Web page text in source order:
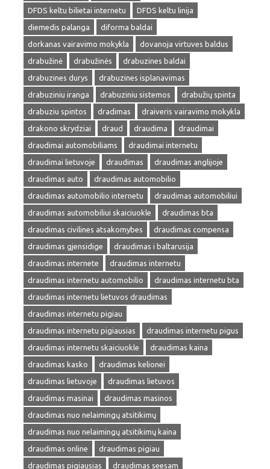
DFDS keltu bilietai internetu
DFDS keltu linija
diemedis palanga
diforma baldai
dorkanas vairavimo mokykla
dovanoja virtuves baldus
drabužinė
drabužinės
drabuzines baldai
drabuzines durys
drabuzines isplanavimas
drabuziniu iranga
drabuziniu sistemos
drabužių spinta
drabuziu spintos
dradimas
draiveris vairavimo mokykla
drakono skrydziai
draud draudima
draudimai
draudimai automobiliams
draudimai internetu
draudimai lietuvoje
draudimas
draudimas anglijoje
draudimas auto
draudimas automobilio
draudimas automobilio internetu
draudimas automobiliui
draudimas automobiliui skaiciuokle
draudimas bta
draudimas civilines atsakomybes
draudimas compensa
draudimas gjensidige
draudimas i baltarusija
draudimas internete
draudimas internetu
draudimas internetu automobilio
draudimas internetu bta
draudimas internetu lietuvos draudimas
draudimas internetu pigiau
draudimas internetu pigiausias
draudimas internetu pigus
draudimas internetu skaiciuokle
draudimas kaina
draudimas kasko
draudimas kelionei
draudimas lietuvoje
draudimas lietuvos
draudimas masinai
draudimas masinos
draudimas nuo nelaimingų atsitikimų
draudimas nuo nelaimingų atsitikimų kaina
draudimas online
draudimas pigiau
draudimas pigiausias
draudimas seesam